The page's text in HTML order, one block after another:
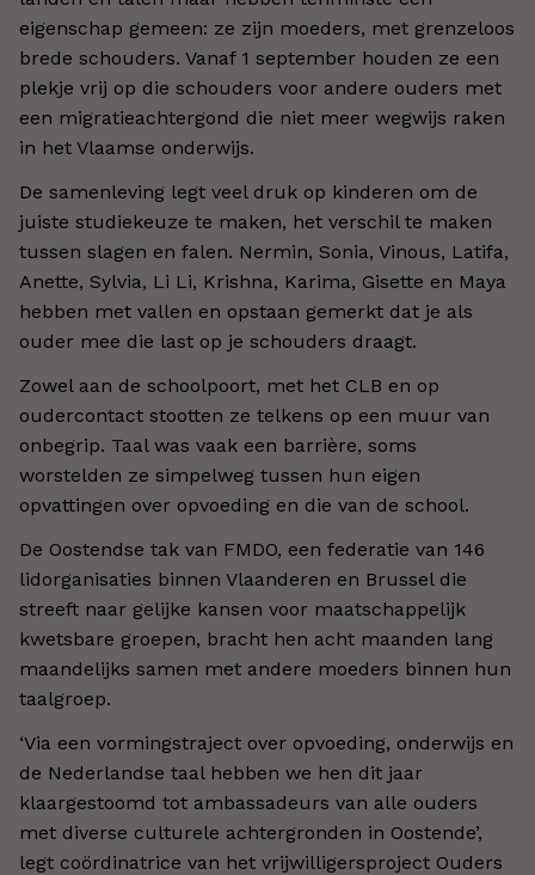
eigenschap gemeen: ze zijn moeders, met grenzeloos
brede schouders. Vanaf 1 september houden ze een
plekje vrij op die schouders voor andere ouders met
een migratieachtergond die niet meer wegwijs raken
in het Vlaamse onderwijs.
De samenleving legt veel druk op kinderen om de
juiste studiekeuze te maken, het verschil te maken
tussen slagen en falen. Nermin, Sonia, Vinous, Latifa,
Anette, Sylvia, Li Li, Krishna, Karima, Gisette en Maya
hebben met vallen en opstaan gemerkt dat je als
ouder mee die last op je schouders draagt.
Zowel aan de schoolpoort, met het CLB en op
oudercontact stootten ze telkens op een muur van
onbegrip. Taal was vaak een barrière, soms
worstelden ze simpelweg tussen hun eigen
opvattingen over opvoeding en die van de school.
De Oostendse tak van FMDO, een federatie van 146
lidorganisaties binnen Vlaanderen en Brussel die
streeft naar gelijke kansen voor maatschappelijk
kwetsbare groepen, bracht hen acht maanden lang
maandelijks samen met andere moeders binnen hun
taalgroep.
‘Via een vormingstraject over opvoeding, onderwijs en
de Nederlandse taal hebben we hen dit jaar
klaargestoomd tot ambassadeurs van alle ouders
met diverse culturele achtergronden in Oostende’,
legt coördinatrice van het vrijwilligersproject Ouders